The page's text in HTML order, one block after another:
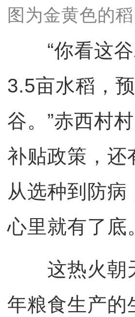
图为金黄色的
“你看这谷
3.5亩水稻，
谷。”赤西村
补贴政策，还
从选种到防
心里就有了底
这热火朝天
年粮食生产的